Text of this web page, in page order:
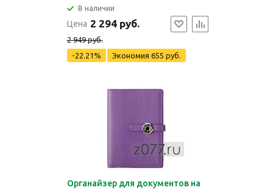
В наличии
Цена 2 294 руб.
2 949 руб.
-22.21%
Экономия 655 руб.
Органайзер для документов на